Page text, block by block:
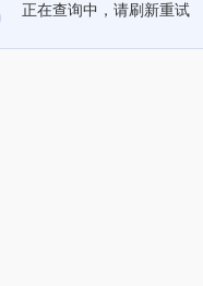
正在查询中，请刷新重试